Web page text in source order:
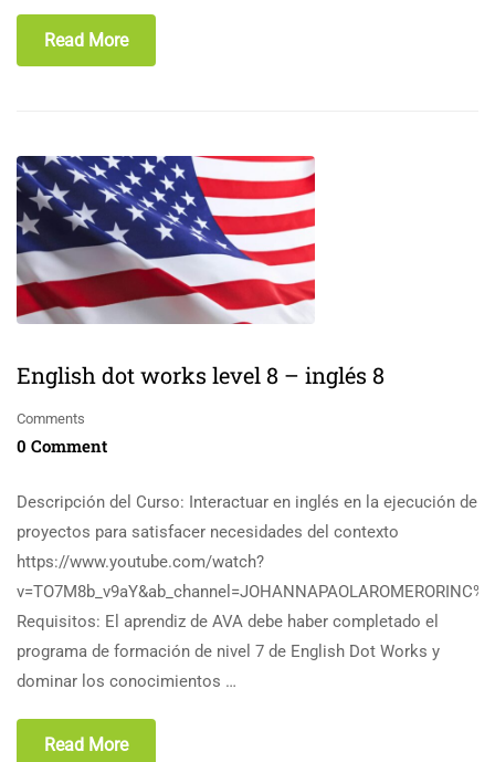
Read More
English dot works level 8 – inglés 8
Comments
0 Comment
Descripción del Curso: Interactuar en inglés en la ejecución de
proyectos para satisfacer necesidades del contexto
https://www.youtube.com/watch?
Requisitos: El aprendiz de AVA debe haber completado el
programa de formación de nivel 7 de English Dot Works y
dominar los conocimientos …
Read More